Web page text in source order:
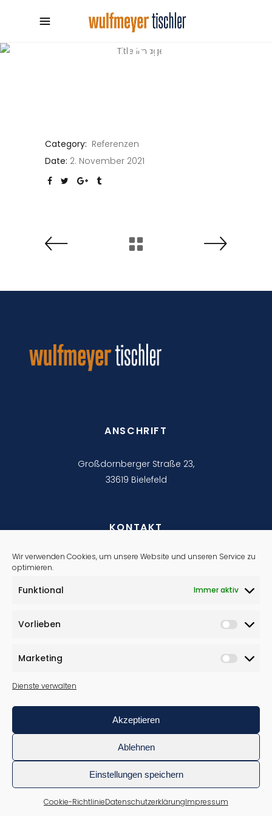
Wir verwenden Cookies, um unsere Website und unseren Service zu
optimieren.
Funktional Immer aktiv
Vorlieben
Marketing
Dienste verwalten
Akzeptieren
Ablehnen
Einstellungen speichern
Cookie-RichtlinieDatenschutzerklärungImpressum
INDIVIDUELLE
Category: Referenzen
Date: 2. November 2021
ANSCHRIFT
Großdornberger Straße 23,
33619 Bielefeld
KONTAKT
info@tischlerei-wulfmeyer.de
© 2021 Tischlerei Frank Wulfmeyer
Realisierung & Technischer Support:www.cands.de